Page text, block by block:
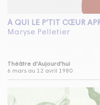
À QUI LE P’TIT CŒUR
Maryse Pelletier
Théâtre d'Aujourd'hui
6 mars au 12 avril 1980